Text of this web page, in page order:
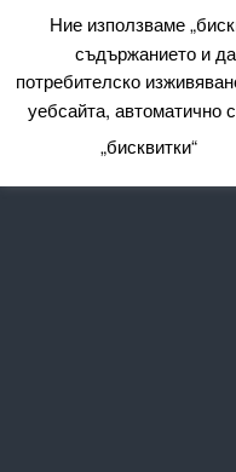
Mobile
All content
Ние използваме
съдържанието и
потребителско
уебсайта, автоматично
„бисквитки“